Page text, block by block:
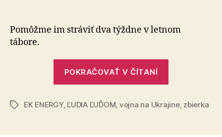
Pomôžme im stráviť dva týždne v letnom
tábore.
POKRAČOVAŤ V ČÍTANÍ
nepatria
ani
ZnačkyEK ENERGY, ĽUDIA ĽUĎOM, vojna na Ukrajine, zbierka